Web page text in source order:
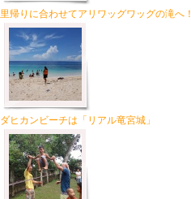
里帰りに合わせてアリワッグワッグの滝へ！
ダヒカンビーチは「リアル竜宮城」